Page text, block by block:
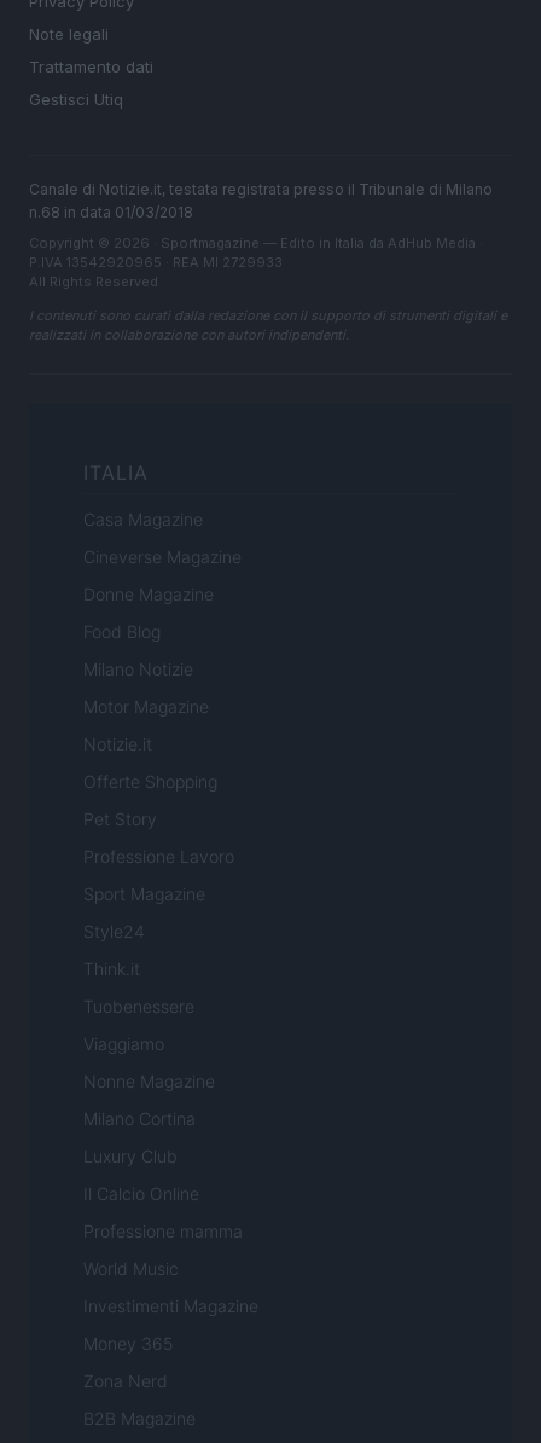
Note legali
Trattamento dati
Gestisci Utiq
Canale di Notizie.it, testata registrata presso il Tribunale di Milano
n.68 in data 01/03/2018
Copyright © 2026 · Sportmagazine — Edito in Italia da AdHub Media
P.IVA 13542920965 · REA MI 2729933
All Rights Reserved
I contenuti sono curati dalla redazione con il supporto di strumenti digitali e
realizzati in collaborazione con autori indipendenti.
ITALIA
Casa Magazine
Cineverse Magazine
Donne Magazine
Food Blog
Milano Notizie
Motor Magazine
Notizie.it
Offerte Shopping
Pet Story
Professione Lavoro
Sport Magazine
Style24
Think.it
Tuobenessere
Viaggiamo
Nonne Magazine
Milano Cortina
Luxury Club
Il Calcio Online
Professione mamma
World Music
Investimenti Magazine
Money 365
Zona Nerd
B2B Magazine